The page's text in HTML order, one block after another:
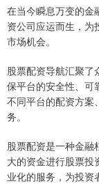
在当今瞬息万变的金
资公司应运而生，为
市场机会。
股票配资导航汇聚了
保平台的安全性、可
不同平台的配资方案
务。
股票配资是一种金融
大的资金进行股票投
业化的服务，为投资